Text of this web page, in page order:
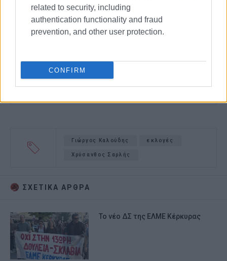
related to security, including
authentication functionality and fraud
prevention, and other user protection.
CONFIRM
Γιώργος Καλούδης εκλογές
Χρύσανθος Σαρλής
ΣΧΕΤΙΚA AΡΘΡΑ
Το νέο ΔΣ της ΕΛΜΕ Κέρκυρας